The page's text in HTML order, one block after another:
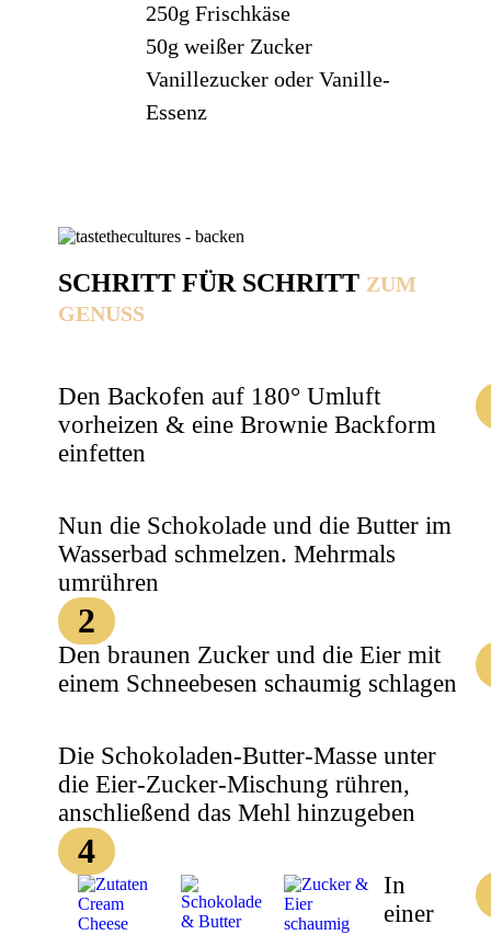
250g Frischkäse
50g weißer Zucker
Vanillezucker oder Vanille-
Essenz
SCHRITT FÜR SCHRITT ZUM
GENUSS
Den Backofen auf 180° Umluft
vorheizen & eine Brownie Backform
einfetten
Nun die Schokolade und die Butter im
Wasserbad schmelzen. Mehrmals
umrühren
2
Den braunen Zucker und die Eier mit
einem Schneebesen schaumig schlagen
Die Schokoladen-Butter-Masse unter
die Eier-Zucker-Mischung rühren,
anschließend das Mehl hinzugeben
4
In
einer